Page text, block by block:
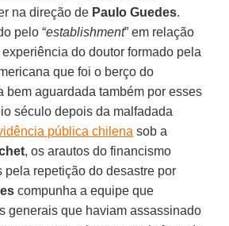
na direção de Paulo Guedes.
pelo “establishment” em relação
do doutor formado pela
que foi o berço do
bem aguardada também por esses
século depois da malfadada
pública chilena sob a
, os arautos do financismo
pela repetição do desastre por
compunha a equipe que
generais que haviam assassinado